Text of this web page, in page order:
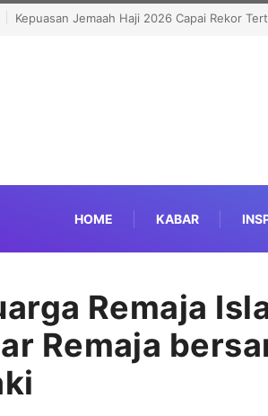
Politisi Muslim Berpeluang jadi Senat
HOME KABAR
Remaja
Remaja